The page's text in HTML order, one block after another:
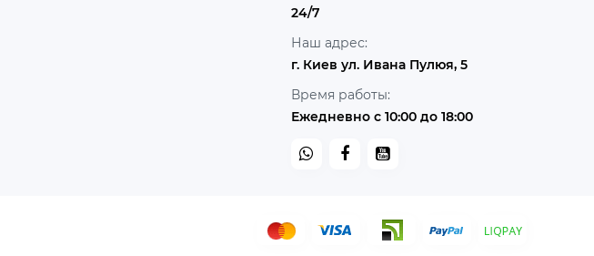
24/7
Наш адрес:
г. Киев ул. Ивана Пулюя, 5
Время работы:
Ежедневно с 10:00 до 18:00